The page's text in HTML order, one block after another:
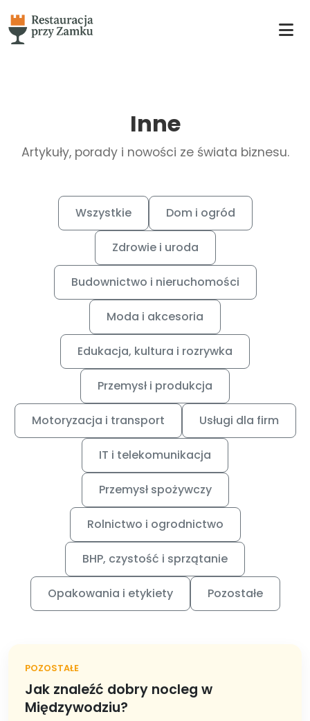
Inne
Artykuły, porady i nowości ze świata biznesu.
Wszystkie Dom i ogród
Zdrowie i uroda
Budownictwo i nieruchomości
Moda i akcesoria
Edukacja, kultura i rozrywka
Przemysł i produkcja
Motoryzacja i transport Usługi dla firm
IT i telekomunikacja
Przemysł spożywczy
Rolnictwo i ogrodnictwo
BHP, czystość i sprzątanie
Opakowania i etykiety Pozostałe
POZOSTAŁE
Jak znaleźć dobry nocleg w
Międzywodziu?